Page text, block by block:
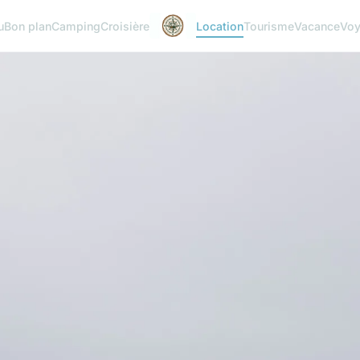
Bon planCampingCroisière LocationTourismeVacance